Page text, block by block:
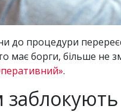
до процедури
має борги, більше не
.